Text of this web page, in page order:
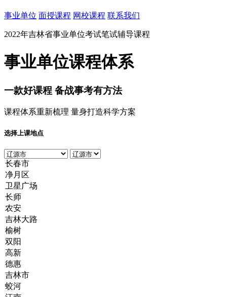
事业单位 面授课程 网校课程 联系我们
2022年吉林省事业单位考试笔试辅导课程
事业单位课程体系
一款好课程 备战事考有方法
课程体系重新梳理 量身打造科学方案
选择上课地点